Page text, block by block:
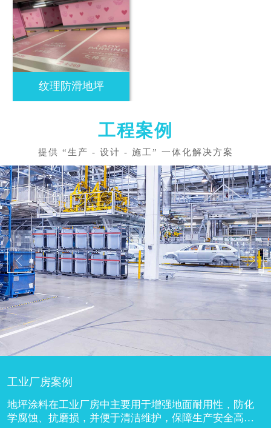
纹理防滑地坪
工程案例
工业厂房案例
地坪涂料在工业厂房中主要用于增强地面耐用性，防化
学腐蚀、抗磨损，并便于清洁维护，保障生产安全高